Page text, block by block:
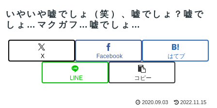
いやいや嘘でしょ（笑）、嘘でしょ？嘘で
しょ…マクガフ…嘘でしょ…
X Facebook はてブ
LINE コピー
2020.09.03 2022.11.15